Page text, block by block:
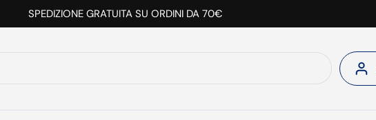
SPEDIZIONE GRATUITA SU ORDINI DA 70€